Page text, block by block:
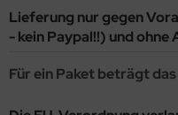
Lieferung nur gegen
- kein Paypal!!) und
Für ein Paket beträgt